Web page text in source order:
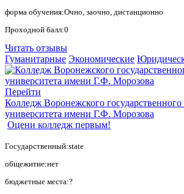
форма обучения:Очно, заочно, дистанционно
Проходной балл:0
Читать отзывы
Гуманитарные Экономические
Перейти
Колледж Воронежского государственного
университета имени Г.Ф. Морозова
Оцени колледж первым!
Государственный:state
общежитие:нет
бюджетные места:?